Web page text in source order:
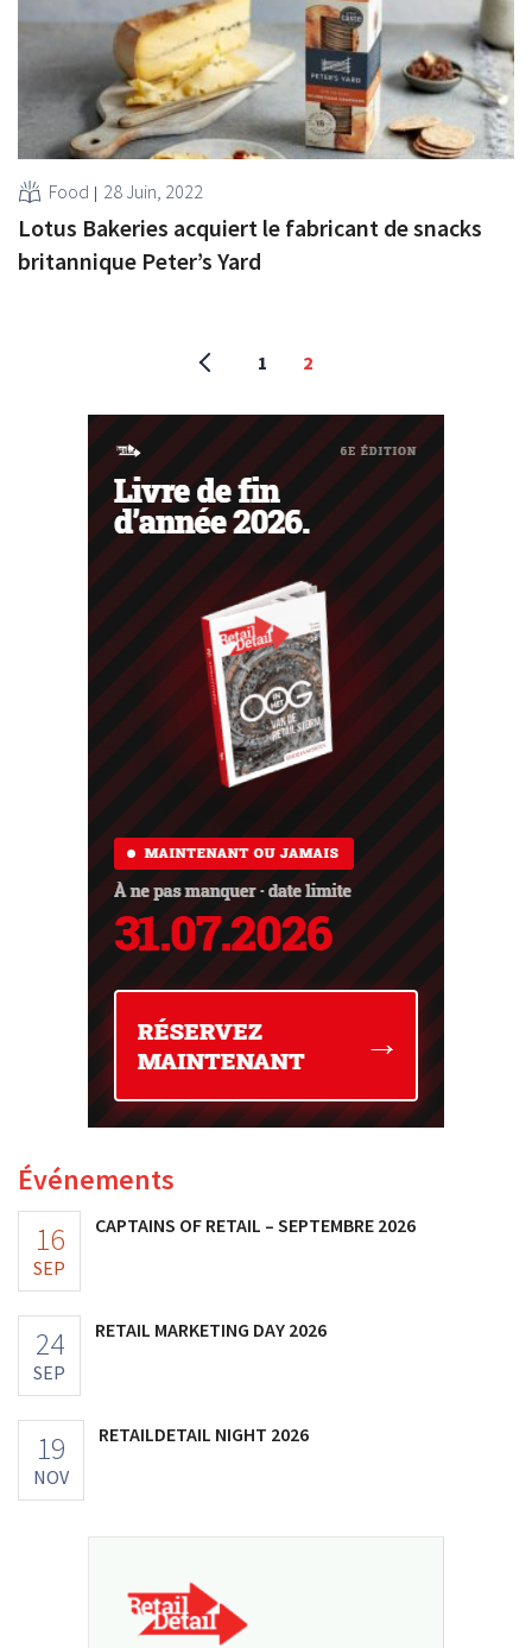
Food 28 Juin, 2022
Lotus Bakeries acquiert le fabricant de snacks
britannique Peter’s Yard
1 2
Événements
16
SEP
CAPTAINS OF RETAIL – SEPTEMBRE 2026
24
SEP
RETAIL MARKETING DAY 2026
19
NOV
RETAILDETAIL NIGHT 2026